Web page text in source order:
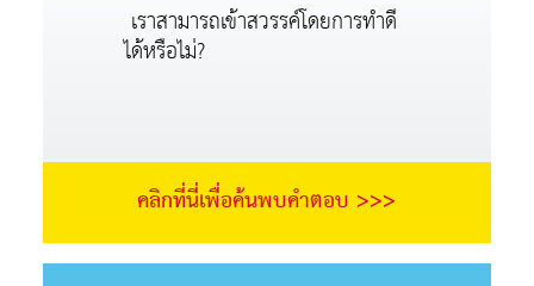
เราสามารถเข้าสวรรค์โดยการทำดี
ได้หรือไม่?
คลิกที่นี่เพื่อค้นพบคำตอบ >>>